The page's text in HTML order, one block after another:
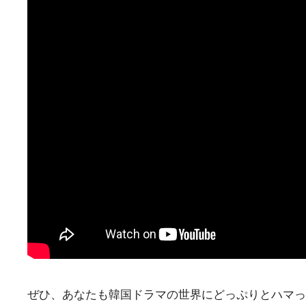
ぜひ、あなたも韓国ドラマの世界にどっぷりとハマ